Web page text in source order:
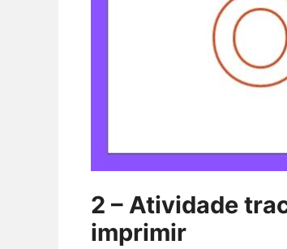
2 – Atividade
imprimir